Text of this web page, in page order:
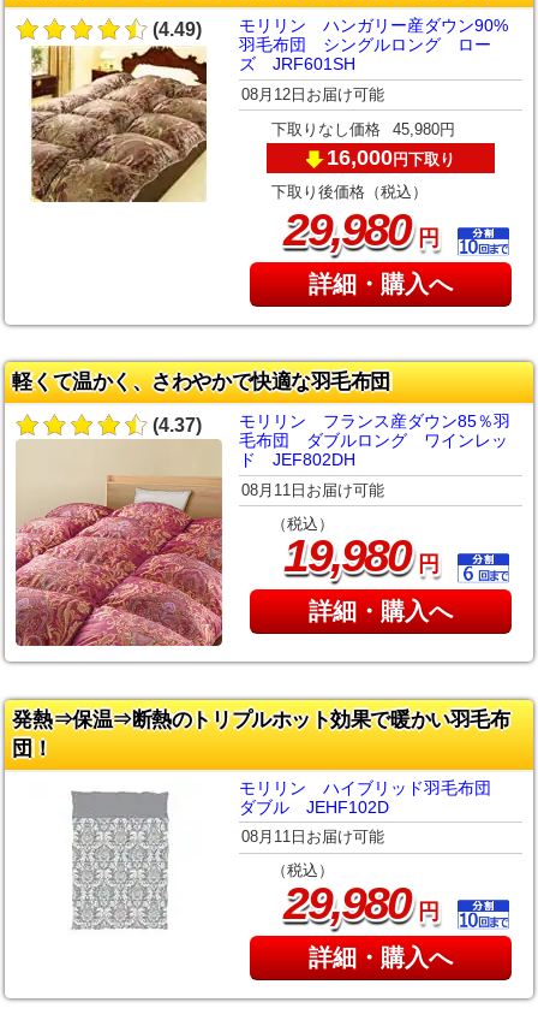
(4.49)
モリリン ハンガリー産ダウン90%
羽毛布団 シングルロング ロー
ズ JRF601SH
08月12日お届け可能
下取りなし価格 45,980円
16,000円下取り
下取り後価格（税込）
29,980円
詳細・購入へ
軽くて温かく、さわやかで快適な羽毛布団
(4.37)
モリリン フランス産ダウン85％羽
毛布団 ダブルロング ワインレッ
ド JEF802DH
08月11日お届け可能
（税込）
19,980円
詳細・購入へ
発熱⇒保温⇒断熱のトリプルホット効果で暖かい羽毛布
団！
モリリン ハイブリッド羽毛布団
ダブル JEHF102D
08月11日お届け可能
（税込）
29,980円
詳細・購入へ